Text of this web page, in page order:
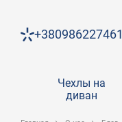
+380986227461
Чехлы на
диван